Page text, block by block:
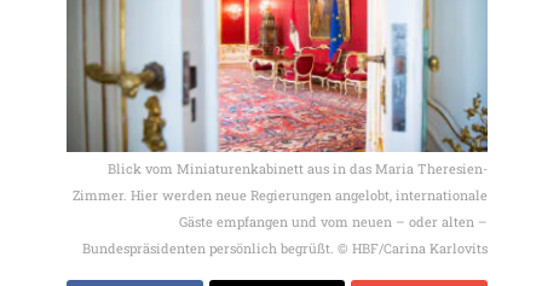
Blick vom Miniaturenkabinett aus in das Maria Theresien-
Zimmer. Hier werden neue Regierungen angelobt, internationale
Gäste empfangen und vom neuen – oder alten –
Bundespräsidenten persönlich begrüßt. © HBF/Carina Karlovits